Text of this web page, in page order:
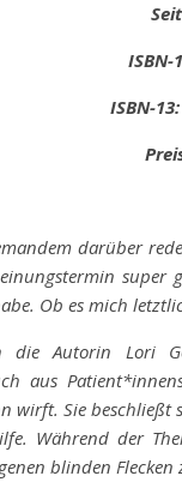
ISBN-
ISBN-
darüber
Ob es mich
die Autorin Lori
aus
wirft. Sie
Während der
blinden Flecken